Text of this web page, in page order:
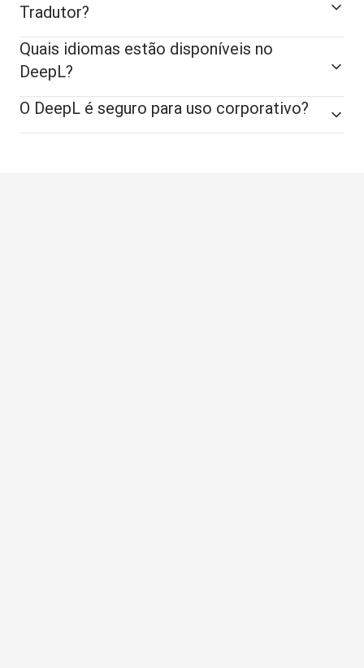
Tradutor?
Quais idiomas estão disponíveis no
DeepL?
O DeepL é seguro para uso corporativo?